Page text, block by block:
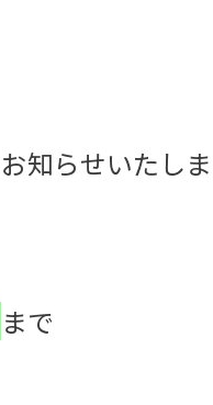
知らせいたし
まで